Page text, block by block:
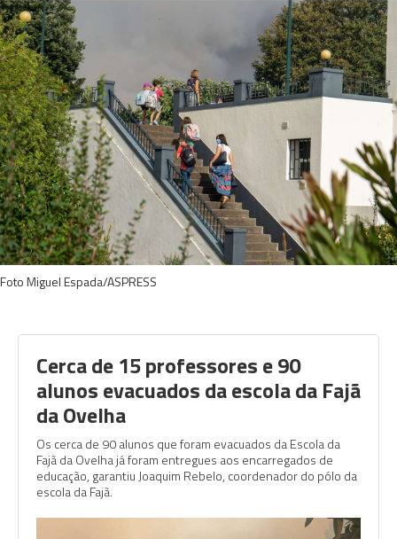
Foto Miguel Espada/ASPRESS
Cerca de 15 professores e 90
alunos evacuados da escola da Fajã
da Ovelha
Os cerca de 90 alunos que foram evacuados da Escola da
Fajã da Ovelha já foram entregues aos encarregados de
educação, garantiu Joaquim Rebelo, coordenador do pólo da
escola da Fajã.